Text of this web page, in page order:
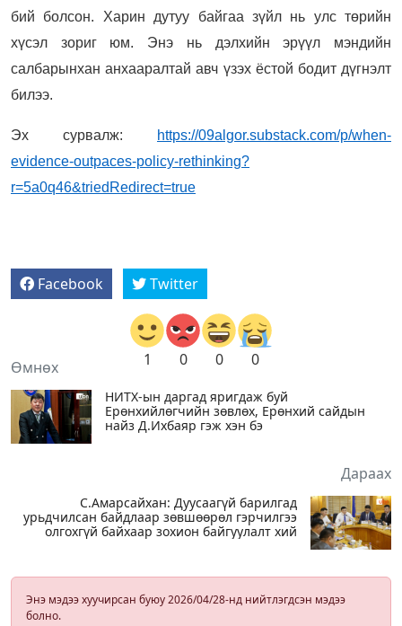
бий болсон. Харин дутуу байгаа зүйл нь улс төрийн
хүсэл зориг юм. Энэ нь дэлхийн эрүүл мэндийн
салбарынхан анхааралтай авч үзэх ёстой бодит дүгнэлт
билээ.
Эх сурвалж:
https://09algor.substack.com/p/when-
evidence-outpaces-policy-rethinking?
r=5a0q46&triedRedirect=true
Facebook Twitter
1 0 0 0
Өмнөх
НИТХ-ын даргад яригдаж буй
Ерөнхийлөгчийн зөвлөх, Ерөнхий сайдын
найз Д.Ихбаяр гэж хэн бэ
Дараах
С.Амарсайхан: Дуусаагүй барилгад
урьдчилсан байдлаар зөвшөөрөл гэрчилгээ
олгохгүй байхаар зохион байгуулалт хий
Энэ мэдээ хуучирсан буюу 2026/04/28-нд нийтлэгдсэн мэдээ
болно.